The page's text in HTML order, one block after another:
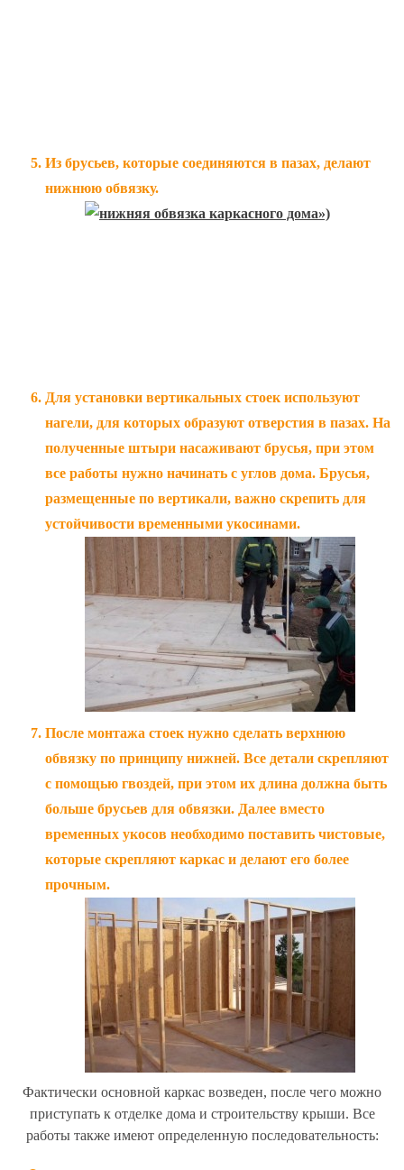
Из брусьев, которые соединяются в пазах, делают
нижнюю обвязку.
Для установки вертикальных стоек используют
нагели, для которых образуют отверстия в пазах. На
полученные штыри насаживают брусья, при этом
все работы нужно начинать с углов дома. Брусья,
размещенные по вертикали, важно скрепить для
устойчивости временными укосинами.
После монтажа стоек нужно сделать верхнюю
обвязку по принципу нижней. Все детали скрепляют
с помощью гвоздей, при этом их длина должна быть
больше брусьев для обвязки. Далее вместо
временных укосов необходимо поставить чистовые,
которые скрепляют каркас и делают его более
прочным.
Фактически основной каркас возведен, после чего можно
приступать к отделке дома и строительству крыши. Все
работы также имеют определенную последовательность: